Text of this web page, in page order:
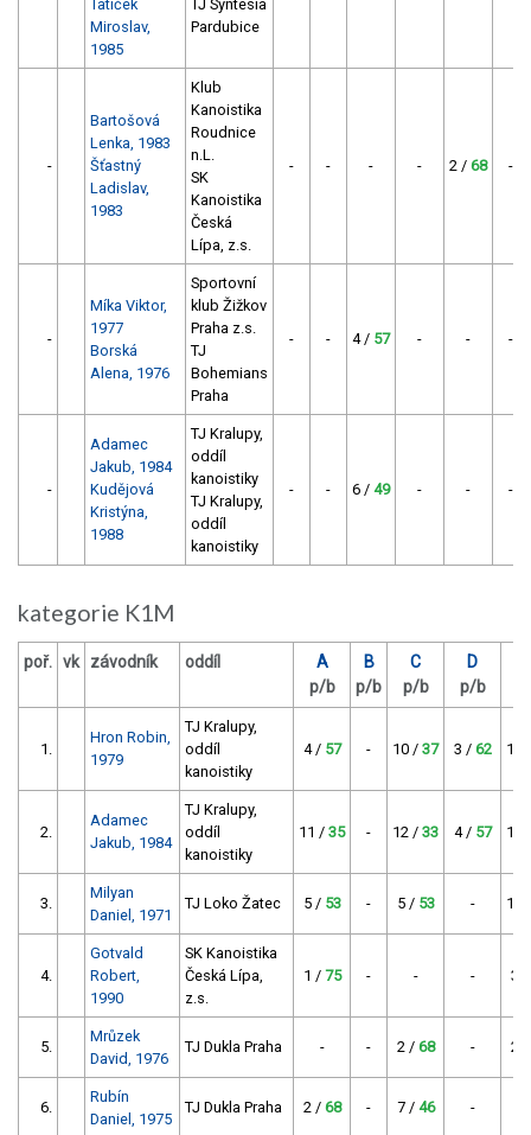
Tatíček
Miroslav,
1985
TJ Syntesia
Pardubice
-
Bartošová
Lenka, 1983
Šťastný
Ladislav,
1983
Klub
Kanoistika
Roudnice
n.L.
SK
Kanoistika
Česká
Lípa, z.s.
- - - - 2 / 68 -
-
Míka Viktor,
1977
Borská
Alena, 1976
Sportovní
klub Žižkov
Praha z.s.
TJ
Bohemians
Praha
- - 4 / 57 - - -
-
Adamec
Jakub, 1984
Kudějová
Kristýna,
1988
TJ Kralupy,
oddíl
kanoistiky
TJ Kralupy,
oddíl
kanoistiky
- - 6 / 49 - - -
kategorie K1M
poř. vk závodník oddíl
A
p/b
B
p/b
C
p/b
D
p/b
1.
Hron Robin,
1979
TJ Kralupy,
oddíl
kanoistiky
4 / 57 - 10 / 37 3 / 62 14
2.
Adamec
Jakub, 1984
TJ Kralupy,
oddíl
kanoistiky
11 / 35 - 12 / 33 4 / 57 13
3.
Milyan
Daniel, 1971
TJ Loko Žatec 5 / 53 - 5 / 53 - 10
4.
Gotvald
Robert,
1990
SK Kanoistika
Česká Lípa,
z.s.
1 / 75 - - - 3 /
5.
Mrůzek
David, 1976
TJ Dukla Praha - - 2 / 68 - 2 /
6.
Rubín
Daniel, 1975
TJ Dukla Praha 2 / 68 - 7 / 46 -